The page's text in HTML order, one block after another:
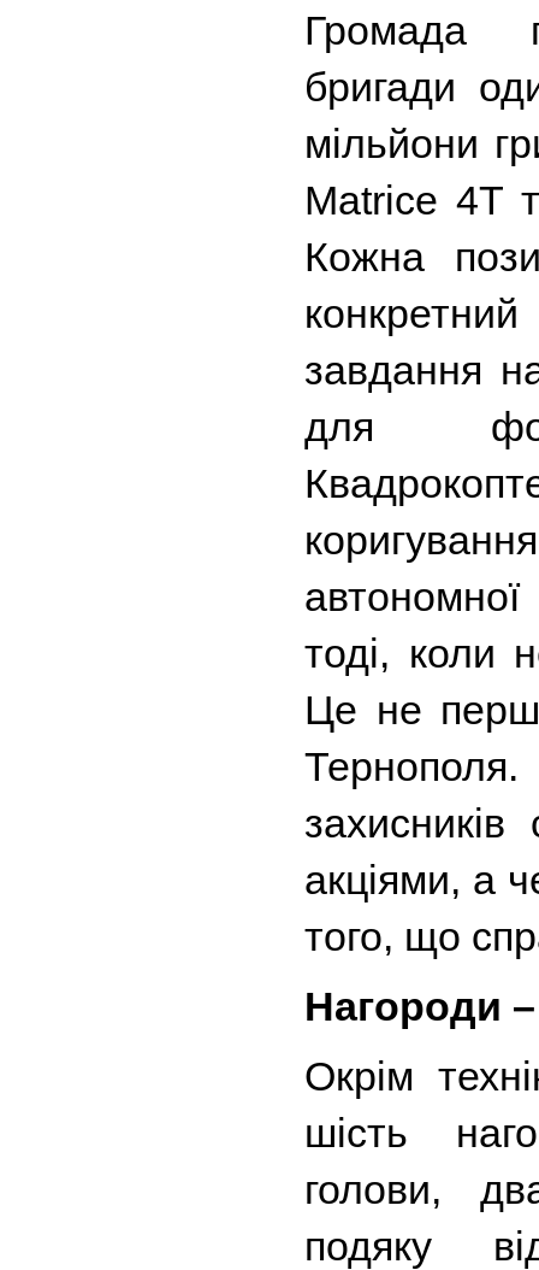
Громада
бригади
мільйони
Matrice 4T
Кожна
завдання
для
тоді, коли
Це не
Тернополя.
акціями, а
того, що
Нагороди
Окрім
шість
голови,
подяку